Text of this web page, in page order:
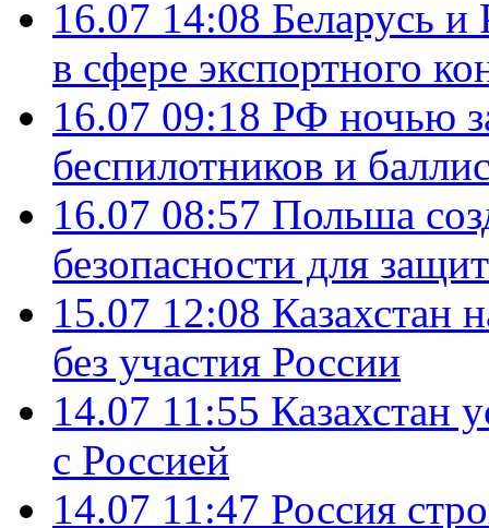
16.07 14:08 Беларусь и
в сфере экспортного
16.07 09:18 РФ ночью
беспилотников и
16.07 08:57 Польша
безопасности для
15.07 12:08 Казахстан
без участия России
14.07 11:55 Казахстан
с Россией
14.07 11:47 Россия